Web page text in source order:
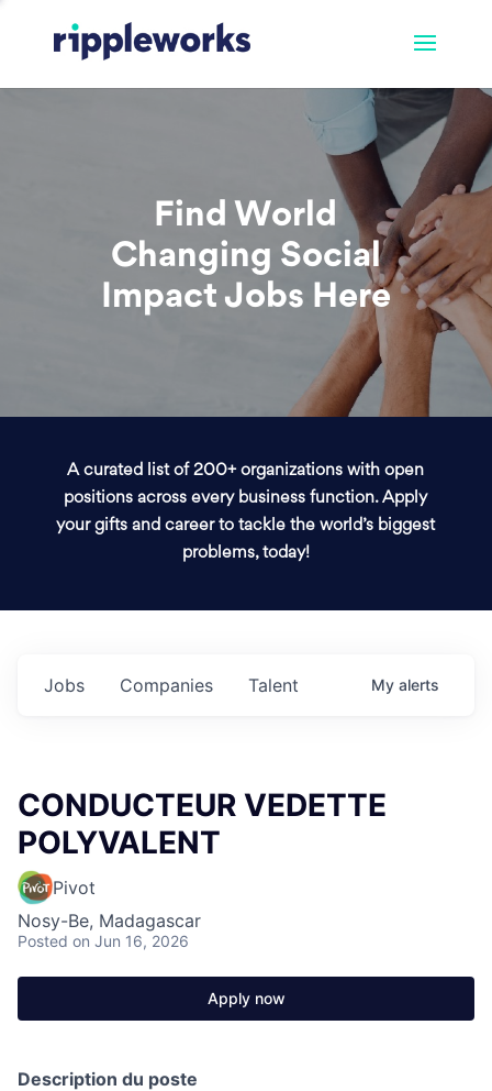
Find World
Changing Social
Impact Jobs Here
A curated list of 200+ organizations with open
positions across every business function. Apply
your gifts and career to tackle the world’s biggest
problems, today!
Jobs Companies Talent My alerts
CONDUCTEUR VEDETTE
POLYVALENT
Pivot
Nosy-Be, Madagascar
Posted on Jun 16, 2026
Apply now
Description du poste